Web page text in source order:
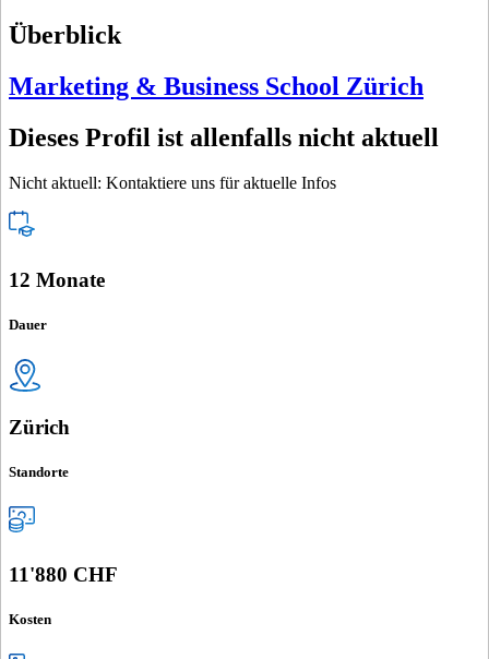
Überblick
Marketing & Business School Zürich
Dieses Profil ist allenfalls nicht aktuell
Nicht aktuell: Kontaktiere uns für aktuelle Infos
12 Monate
Dauer
Zürich
Standorte
11'880 CHF
Kosten